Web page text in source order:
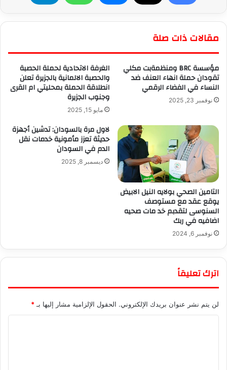
مقالات ذات صلة
مؤسسة BRC ومنظمةبت مكلي
تقودان حملة انھاء العنف ضد
النساء في الفضاء الرقمي
نوفمبر 23, 2025
الغرفة الاتحادية لحملة الحصبة
والحصبة الالمانية بالجزيرة تعلن
انطلاقة الحملة بمحليتي ام القرى
وجنوب الجزيرة
مايو 15, 2025
التامين الصحي بولايه النيل الابيض
يوقع عقد مع مستوصف
السنوسى لتقدبم خد مات صحيه
اضافيه في ربك
نوفمبر 6, 2024
لاول مرة بالسودان: تدشين أجهزة
حديثة تعزز مأمونية خدمات نقل
الدم في السودان
ديسمبر 8, 2025
اترك تعليقاً
لن يتم نشر عنوان بريدك الإلكتروني. الحقول الإلزامية مشار إليها بـ *